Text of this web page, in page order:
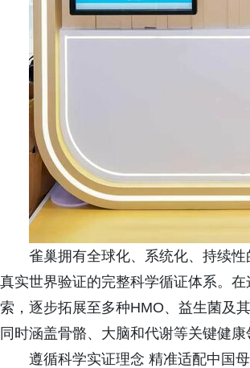
雀巢拥有全球化、系统化、持续
真实世界验证的完整科学循证体系。
索，逐步拓展至多种HMO、益生菌及
同时涵盖骨骼、大脑和代谢等关键健康
遵循科学实证理念 精准适配中国